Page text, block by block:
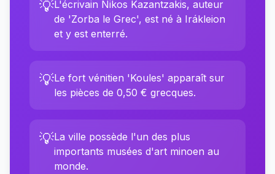
💡L'écrivain Nikos Kazantzakis, auteur
de 'Zorba le Grec', est né à Irákleion
et y est enterré.
💡Le fort vénitien 'Koules' apparaît sur
les pièces de 0,50 € grecques.
💡La ville possède l'un des plus
importants musées d'art minoen au
monde.